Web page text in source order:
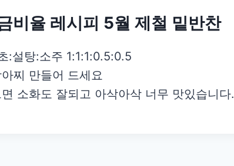
비율 레시피 5월 제철 밑반찬
:설탕:소주 1:1:1:0.5:0.5
찌 만들어 드세요
소화도 잘되고 아삭아삭 너무 맛있습니다.